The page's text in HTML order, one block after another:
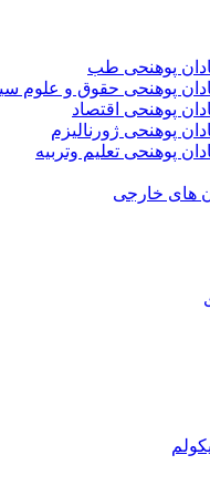
پوهنحی طب
پوهنحی حقوق و علوم
پوهنحی اقتصاد
پوهنحی ژورنالیزم
پوهنحی تعلیم وتربیه
های خارجی